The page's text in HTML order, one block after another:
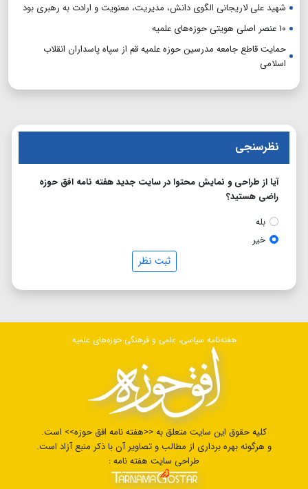
شهید علی لاریجانی الگوی دانش، مدیریت، معنویت و ارادت به رهبری بود
۱۰ عنصر اصلی هویتی حوزه‌های علمیه
حمایت قاطع جامعه مدرسین حوزه علمیه قم از سپاه پاسداران انقلاب
اسلامی
نظرسنجی
آیا از طراحی و نمایش محتوا در سایت جدید هفته نامه افق حوزه
راضی هستید؟
بله
خیر
ثبت نظر
هفته‌نامه سیاسی، علمی و فرهنگی حوزه‌های علمیه
کلیه حقوق این سایت متعلق به <<هفته نامه افق حوزه>> است.
و هرگونه بهره برداری از مطالب و تصاویر آن با ذکر منبع آزاد است.
طراحی سایت هفته نامه :